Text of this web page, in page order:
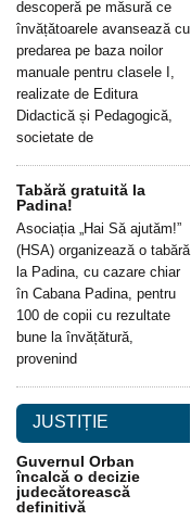
descoperă pe măsură ce
învățătoarele avansează cu
predarea pe baza noilor
manuale pentru clasele I,
realizate de Editura
Didactică și Pedagogică,
societate de
Tabără gratuită la
Padina!
Asociația „Hai Să ajutăm!”
(HSA) organizează o tabără
la Padina, cu cazare chiar
în Cabana Padina, pentru
100 de copii cu rezultate
bune la învățătură,
provenind
JUSTIȚIE
Guvernul Orban
încalcă o decizie
judecătorească
definitivă